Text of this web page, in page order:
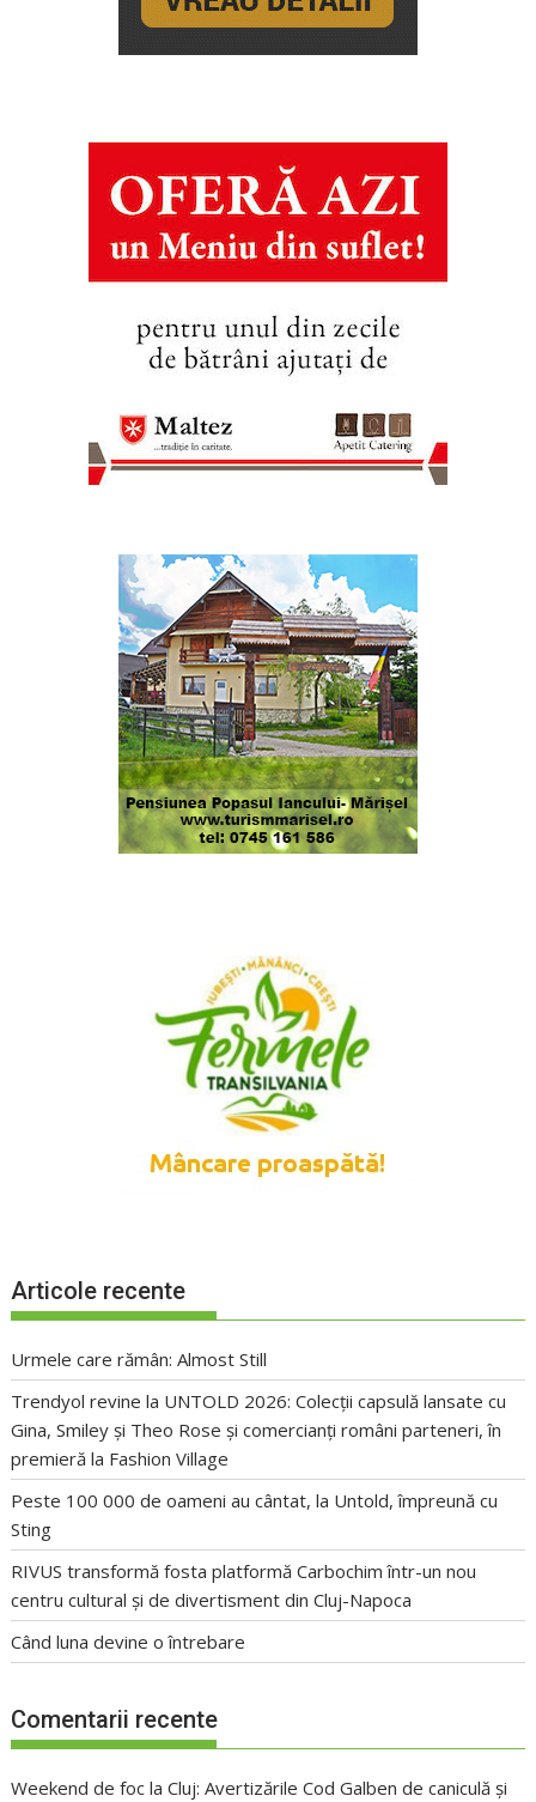
Articole recente
Urmele care rămân: Almost Still
Trendyol revine la UNTOLD 2026: Colecții capsulă lansate cu
Gina, Smiley și Theo Rose și comercianți români parteneri, în
premieră la Fashion Village
Peste 100 000 de oameni au cântat, la Untold, împreună cu
Sting
RIVUS transformă fosta platformă Carbochim într-un nou
centru cultural și de divertisment din Cluj-Napoca
Când luna devine o întrebare
Comentarii recente
Weekend de foc la Cluj: Avertizările Cod Galben de caniculă și